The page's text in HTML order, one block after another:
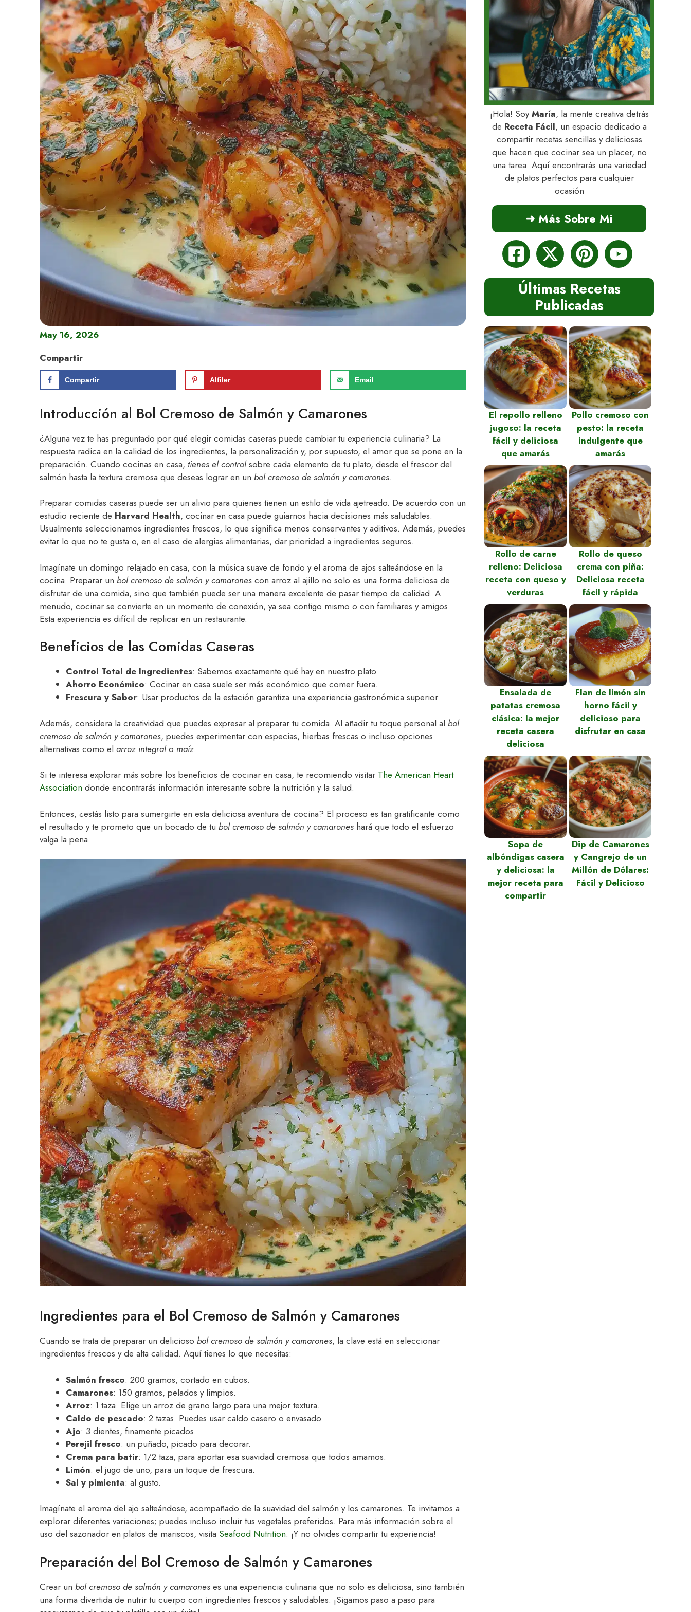
May 16, 2026
Compartir
Compartir Alfiler Email
Introducción al Bol Cremoso de Salmón y Camarones
¿Alguna vez te has preguntado por qué elegir comidas caseras puede cambiar tu experiencia culinaria? La
respuesta radica en la calidad de los ingredientes, la personalización y, por supuesto, el amor que se pone en la
preparación. Cuando cocinas en casa, tienes el controlsobre cada elemento de tu plato, desde el frescor del
salmón hasta la textura cremosa que deseas lograr en un bol cremoso de salmón y camarones.
Preparar comidas caseras puede ser un alivio para quienes tienen un estilo de vida ajetreado. De acuerdo con un
estudio reciente de Harvard Health, cocinar en casa puede guiarnos hacia decisiones más saludables.
Usualmente seleccionamos ingredientes frescos, lo que significa menos conservantes y aditivos. Además, puedes
evitar lo que no te gusta o, en el caso de alergias alimentarias, dar prioridad a ingredientes seguros.
Imagínate un domingo relajado en casa, con la música suave de fondo y el aroma de ajos salteándose en la
cocina. Preparar un bol cremoso de salmón y camarones con arroz al ajillo no solo es una forma deliciosa de
disfrutar de una comida, sino que también puede ser una manera excelente de pasar tiempo de calidad. A
menudo, cocinar se convierte en un momento de conexión, ya sea contigo mismo o con familiares y amigos.
Esta experiencia es difícil de replicar en un restaurante.
Beneficios de las Comidas Caseras
Control Total de Ingredientes: Sabemos exactamente qué hay en nuestro plato.
Ahorro Económico: Cocinar en casa suele ser más económico que comer fuera.
Frescura y Sabor: Usar productos de la estación garantiza una experiencia gastronómica superior.
Además, considera la creatividad que puedes expresar al preparar tu comida. Al añadir tu toque personal al bol
cremoso de salmón y camarones, puedes experimentar con especias, hierbas frescas o incluso opciones
alternativas como el arroz integralo maíz.
Si te interesa explorar más sobre los beneficios de cocinar en casa, te recomiendo visitar The American Heart
Association donde encontrarás información interesante sobre la nutrición y la salud.
Entonces, ¿estás listo para sumergirte en esta deliciosa aventura de cocina? El proceso es tan gratificante como
el resultado y te prometo que un bocado de tu bol cremoso de salmón y camarones hará que todo el esfuerzo
valga la pena.
Ingredientes para el Bol Cremoso de Salmón y Camarones
Cuando se trata de preparar un delicioso bol cremoso de salmón y camarones, la clave está en seleccionar
ingredientes frescos y de alta calidad. Aquí tienes lo que necesitas:
Salmón fresco: 200 gramos, cortado en cubos.
Camarones: 150 gramos, pelados y limpios.
Arroz: 1 taza. Elige un arroz de grano largo para una mejor textura.
Caldo de pescado: 2 tazas. Puedes usar caldo casero o envasado.
Ajo: 3 dientes, finamente picados.
Perejil fresco: un puñado, picado para decorar.
Crema para batir: 1/2 taza, para aportar esa suavidad cremosa que todos amamos.
Limón: el jugo de uno, para un toque de frescura.
Sal y pimienta: al gusto.
Imagínate el aroma del ajo salteándose, acompañado de la suavidad del salmón y los camarones. Te invitamos a
explorar diferentes variaciones; puedes incluso incluir tus vegetales preferidos. Para más información sobre el
uso del sazonador en platos de mariscos, visita Seafood Nutrition. ¡Y no olvides compartir tu experiencia!
Preparación del Bol Cremoso de Salmón y Camarones
Crear un bol cremoso de salmón y camarones es una experiencia culinaria que no solo es deliciosa, sino también
una forma divertida de nutrir tu cuerpo con ingredientes frescos y saludables. ¡Sigamos paso a paso para
¡Hola! SoyMaría, la mente creativa detrás
de Receta Fácil, un espacio dedicado a
compartir recetas sencillas y deliciosas
que hacen que cocinar sea un placer, no
una tarea. Aquí encontrarás una variedad
de platos perfectos para cualquier
ocasión
➜ Más Sobre Mi
Últimas Recetas
Publicadas
El repollo relleno
jugoso: la receta
fácil y deliciosa
que amarás
Pollo cremoso con
pesto: la receta
indulgente que
amarás
Rollo de carne
relleno: Deliciosa
receta con queso y
verduras
Rollo de queso
crema con piña:
Deliciosa receta
fácil y rápida
Ensalada de
patatas cremosa
clásica: la mejor
receta casera
deliciosa
Flan de limón sin
horno fácil y
delicioso para
disfrutar en casa
Sopa de
albóndigas casera
y deliciosa: la
mejor receta para
compartir
Dip de Camarones
y Cangrejo de un
Millón de Dólares:
Fácil y Delicioso